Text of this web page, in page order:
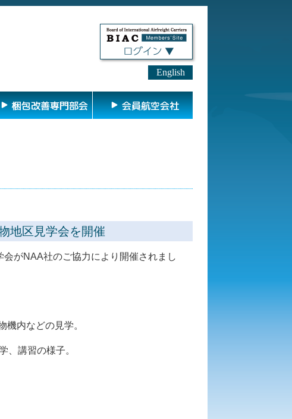
English
梱包改善専門部会 会員航空会社
地区見学会を開催
がNAA社のご協力により開催されまし
機内などの見学。
、講習の様子。